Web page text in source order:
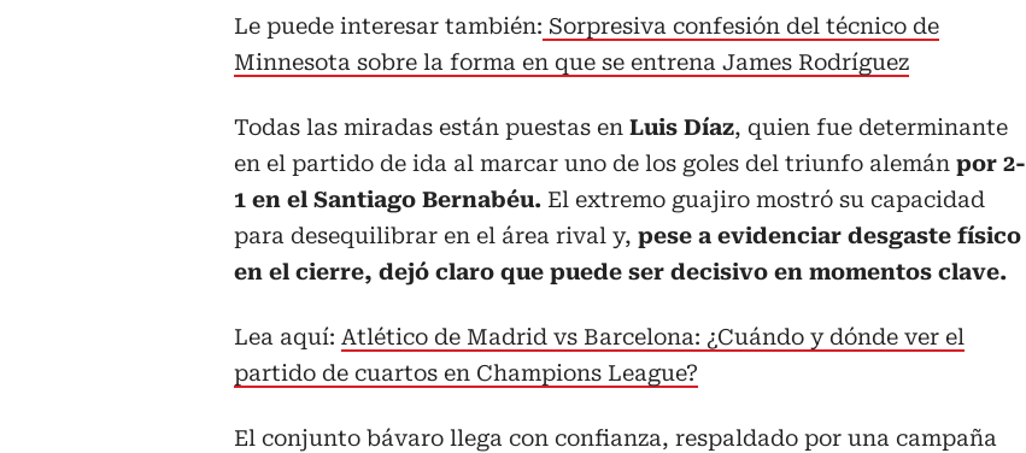
Le puede interesar también: Sorpresiva confesión del técnico de
Minnesota sobre la forma en que se entrena James Rodríguez
Todas las miradas están puestas en Luis Díaz, quien fue determinante
en el partido de ida al marcar uno de los goles del triunfo alemán por 2-
1 en el Santiago Bernabéu. El extremo guajiro mostró su capacidad
para desequilibrar en el área rival y, pese a evidenciar desgaste físico
en el cierre, dejó claro que puede ser decisivo en momentos clave.
Lea aquí: Atlético de Madrid vs Barcelona: ¿Cuándo y dónde ver el
partido de cuartos en Champions League?
El conjunto bávaro llega con confianza, respaldado por una campaña